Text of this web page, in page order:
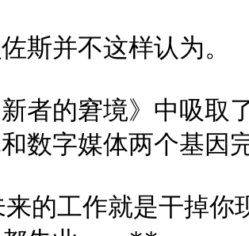
斯并不这样认为。
者的窘境》中吸取
数字媒体两个基因
的工作就是干掉你